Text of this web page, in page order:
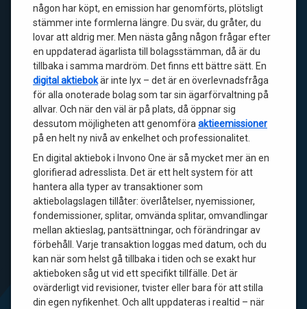
någon har köpt, en emission har genomförts, plötsligt
stämmer inte formlerna längre. Du svär, du gråter, du
lovar att aldrig mer. Men nästa gång någon frågar efter
en uppdaterad ägarlista till bolagsstämman, då är du
tillbaka i samma mardröm. Det finns ett bättre sätt. En
digital aktiebokär inte lyx – det är en överlevnadsfråga
för alla onoterade bolag som tar sin ägarförvaltning på
allvar. Och när den väl är på plats, då öppnar sig
dessutom möjligheten att genomföra aktieemissioner
på en helt ny nivå av enkelhet och professionalitet.
En digital aktiebok i Invono One är så mycket mer än en
glorifierad adresslista. Det är ett helt system för att
hantera alla typer av transaktioner som
aktiebolagslagen tillåter: överlåtelser, nyemissioner,
fondemissioner, splitar, omvända splitar, omvandlingar
mellan aktieslag, pantsättningar, och förändringar av
förbehåll. Varje transaktion loggas med datum, och du
kan när som helst gå tillbaka i tiden och se exakt hur
aktieboken såg ut vid ett specifikt tillfälle. Det är
ovärderligt vid revisioner, tvister eller bara för att stilla
din egen nyfikenhet. Och allt uppdateras i realtid – när